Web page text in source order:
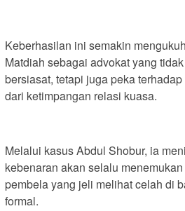
Keberhasilan ini semakin
Matdiah sebagai advokat yang
bersiasat, tetapi juga peka
dari ketimpangan relasi kuasa.
Melalui kasus Abdul Shobur, ia
kebenaran akan selalu
pembela yang jeli melihat celah di
formal.